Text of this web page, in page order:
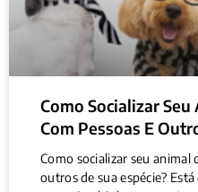
Como Socializar
Com Pessoas E
Como socializar seu animal
outros de sua espécie?